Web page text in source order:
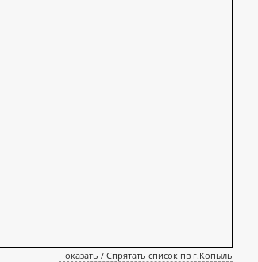
Показать / Спрятать список пв г.Копыль